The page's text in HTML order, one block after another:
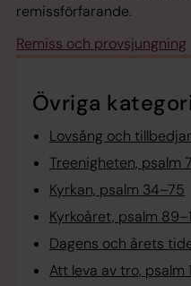
remissförfarande.
Remiss och provsjungning
Övriga
Lovsång och
Treenigheten, psalm
Kyrkan, psalm 34–75
Kyrkoåret, psalm
Dagens och årets
Att leva av tro, psalm